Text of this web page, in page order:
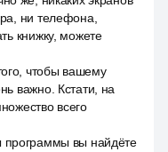
ни телефона,
книжку, можете
чтобы вашему
важно. Кстати, на
всего
программы вы найдёте